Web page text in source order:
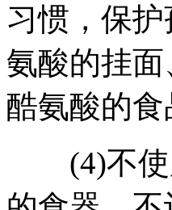
习惯，保
氨酸的挂
酷氨酸的食
(4)不使